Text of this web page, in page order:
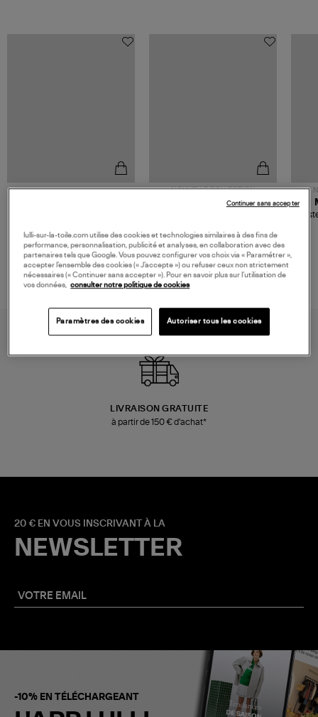
NOUVELLE COLLECTION
TORAL
LIVRAISON GRATUITE
à partir de 150 € d'achat*
20 € EN VOUS INSCRIVANT À LA
NEWSLETTER
-10% EN TÉLÉCHARGEANT
lulli-sur-la-toile.com utilise des cookies et technologies similaires à des fins de
performance, personnalisation, publicité et analyses, en collaboration avec des
partenaires tels que Google. Vous pouvez configurer vos choix via « Paramétrer »,
accepter l’ensemble des cookies (« J’accepte ») ou refuser ceux non strictement
nécessaires (« Continuer sans accepter »). Pour en savoir plus sur l’utilisation de
vos données, consulter notre politique de cookies
Paramètres des cookies Autoriser tous les cookies
Continuer sans accepter